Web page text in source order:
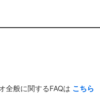
全般に関するFAQは こちら